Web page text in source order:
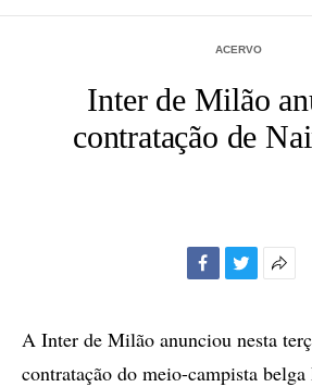
ACERVO
Inter de Milão
contratação de
A Inter de Milão anunciou nesta
contratação do meio-campista